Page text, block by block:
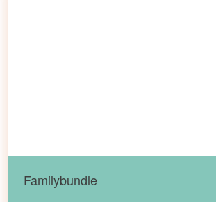
Familybundle